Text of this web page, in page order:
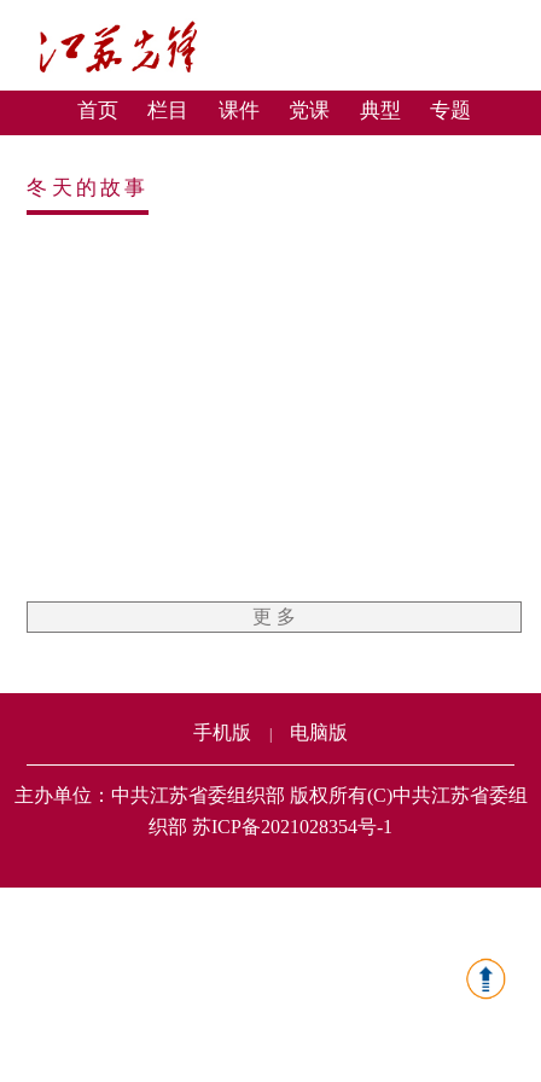
首页 栏目 课件 党课 典型 专题
冬天的故事
更 多
手机版 电脑版
主办单位：中共江苏省委组织部 版权所有(C)中共江苏省委组
织部 苏ICP备2021028354号-1